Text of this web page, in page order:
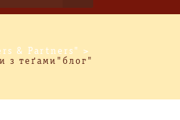
& Partners"
>
з теґами"блог"